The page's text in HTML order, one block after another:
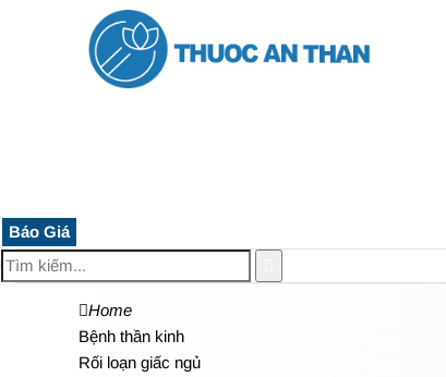
Báo Giá
Home
Bệnh thần kinh
Rối loạn giấc ngủ